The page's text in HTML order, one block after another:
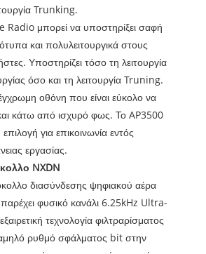
Trunking.
μπορεί να υποστηρίξει σαφή
και πολυλειτουργικά στους
Υποστηρίζει τόσο τη λειτουργία
όσο και τη λειτουργία Truning.
οθόνη που είναι εύκολο να
κάτω από ισχυρό φως. Το AP3500
επιλογή για επικοινωνία εντός
εργασίας.
NXDN
διασύνδεσης ψηφιακού αέρα
φυσικό κανάλι 6.25kHz Ultra-
τεχνολογία φιλτραρίσματος
ρυθμό σφάλματος bit στην